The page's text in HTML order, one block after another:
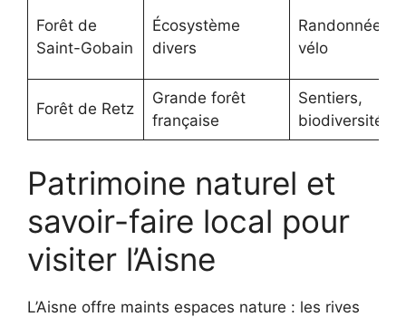
Forêt de
Saint-Gobain
Écosystème
divers
Randonnées,
vélo
Forêt de Retz
Grande forêt
française
Sentiers,
biodiversité
Patrimoine naturel et
savoir-faire local pour
visiter l’Aisne
L’Aisne offre maints espaces nature : les rives